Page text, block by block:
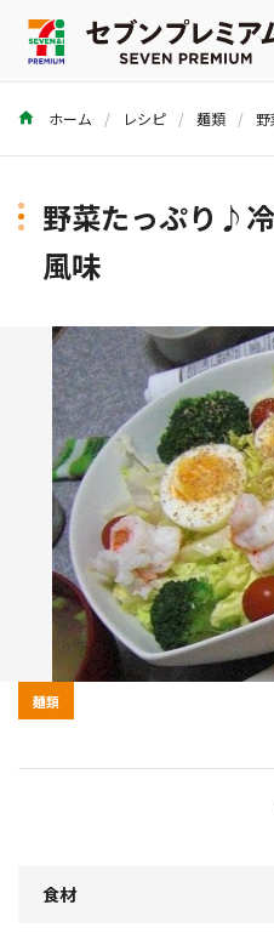
商品を探す
ホーム レシピ 麺類
野菜たっぷり♪
風味
麺類
食材